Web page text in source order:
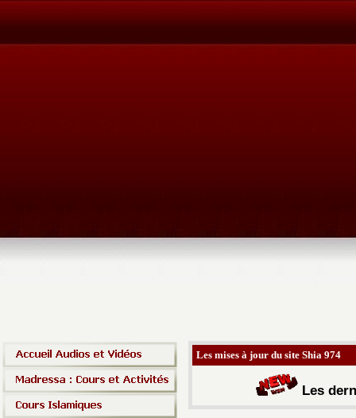
Les mises à jour du site Shia 974
Les d